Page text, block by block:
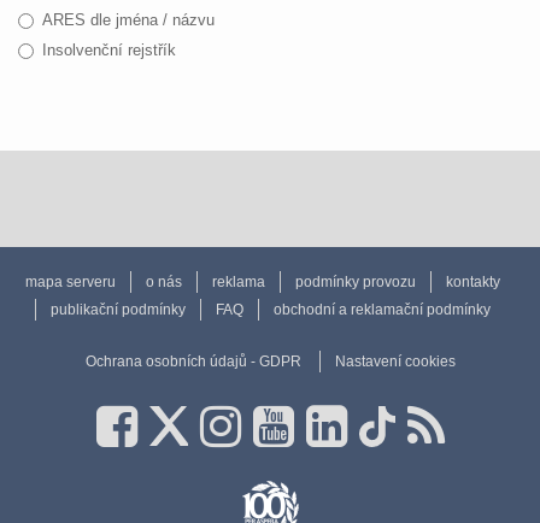
ARES dle jména / názvu
Insolvenční rejstřík
mapa serveru o nás reklama podmínky provozu
kontakty
publikační podmínky
FAQ obchodní a reklamační podmínky
Ochrana osobních údajů - GDPR Nastavení cookies